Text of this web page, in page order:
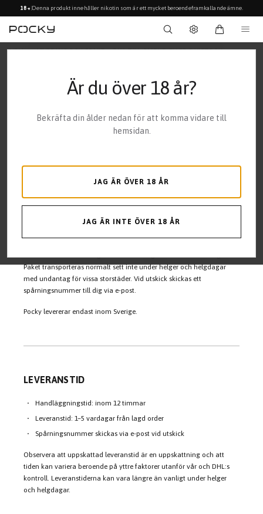
Är du över 18 år?
Bekräfta din ålder nedan för att komma vidare till
hemsidan.
JAG ÄR ÖVER 18 ÅR
JAG ÄR INTE ÖVER 18 ÅR
18+ Denna produkt innehåller nikotin som är ett mycket beroendeframkallande ämne.
HEM LEVERANS OCH FRAKT – DHL TILL OMBUD ELLER PAKETBOX
LEVERANS
Senast uppdaterad: 23 april 2026
timmar. Därefter packas och skickas den med DHL till närmsta
Du bör få din beställning inom 1–5 vardagar från att ordern lagts.
Paket transporteras normalt sett inte under helger och helgdagar
med undantag för vissa storstäder. Vid utskick skickas ett
spårningsnummer till dig via e-post.
Pocky levererar endast inom Sverige.
LEVERANSTID
Handläggningstid: inom 12 timmar
Leveranstid: 1–5 vardagar från lagd order
Spårningsnummer skickas via e-post vid utskick
Observera att uppskattad leveranstid är en uppskattning och att
tiden kan variera beroende på yttre faktorer utanför vår och DHL:s
kontroll. Leveranstiderna kan vara längre än vanligt under helger
och helgdagar.